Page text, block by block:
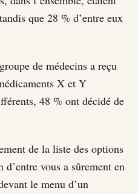
que 28 % d’entre eux
de médecins a reçu
X et Y
48 % ont décidé de
de la liste des options
vous a sûrement en
le menu d’un